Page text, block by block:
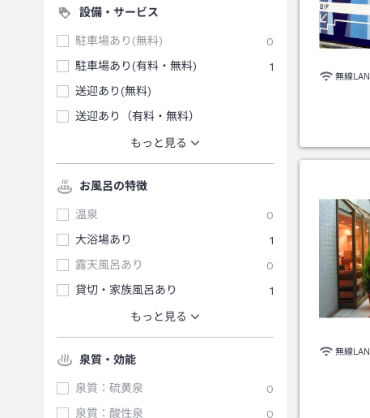
設備・サービス
駐車場あり(無料)
0
駐車場あり(有料・無料)
1
送迎あり(無料)
送迎あり（有料・無料）
もっと見る
お風呂の特徴
温泉
0
大浴場あり
1
露天風呂あり
0
貸切・家族風呂あり
1
もっと見る
泉質・効能
泉質：硫黄泉
0
泉質：酸性泉
0
無線LAN
無線LAN